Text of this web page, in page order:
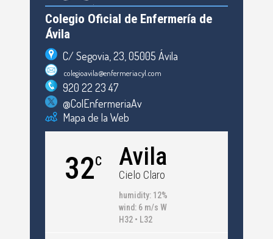
Colegio Oficial de Enfermería de
Ávila
C/ Segovia, 23, 05005 Ávila
colegioavila@enfermeriacyl.com
920 22 23 47
@ColEnfermeriaAv
Mapa de la Web
32C Avila
Cielo Claro
humidity: 12%
wind: 6 m/s W
H32 • L32